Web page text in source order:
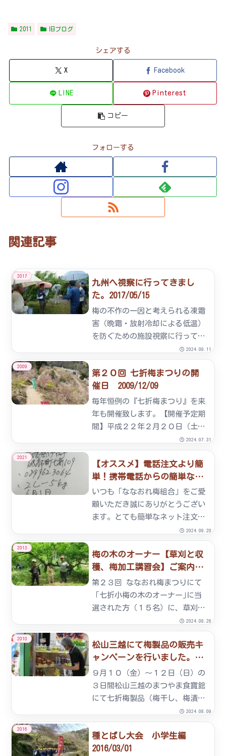
2011 旧ブログ
シェアする
X Facebook
LINE Pinterest
コピー
フォローする
関連記事
2017
九州へ視察に行ってきまし
た。2017/05/15
梅の不作の一因と考えられる凍霜
害（晩霜・放射冷却による低温）
を防ぐための施設視察に行ってき
ました。場所は大分県日立市。こ
の地も「七折小梅」が栽培され、
砥部町七折より2～3月の平均最低
気温が低く、以前より凍霜害に遭
っていました。本年より
「茶・...
2024.09.11
2009
第２０回 七折梅まつりの開
催日 2009/12/09
毎年恒例の『七折梅まつり』を来
年も開催致します。【開催予定期
間】平成２２年２月２０日（土）
～３月１０日（水）までおかげさ
まで、七折梅まつりも２０周年を
迎えることが出来ました。２０回
目の記念すべき梅まつりには、皆
様に喜んで頂けるような楽しい
イ...
2024.07.31
2021
【オススメ】電話注文より簡
単！携帯電話からの簡単な注
文 2021/04/29
いつも「ななおれ梅組合」をご愛
顧いただき誠にありがとうござい
ます。とても簡単なネット注文の
方法をお知らせします。電話注文
より簡単、携帯電話からの簡単な
注文のおすすめ１．「４月２８日
お知らせ」の中の「注文書」をダ
ウンロードをする２．注文書の
項...
2024.09.20
2013
梅の木のオーナー【草刈と収
穫、梅加工講習会】ご案内
2013/04/12
第２３回 ななおれ梅まつりにて
「七折小梅の木のオーナー｣に当
選された方（１５名）に、草刈体
験と七折小梅の収穫、梅加工（梅
干・梅シロップ）講習会のご案内
です。（１５名の方には封書でも
ご案内済み） 梅の木の割り当て
抽選会および草刈体験 ・開
催...
2024.08.26
2010
松山三越にて梅製品の販売キ
ャンペーンを行いました。
2010/09/16
９月１０（金）～１２日（日）の
３日間松山三越のまつやま食寶館
にて七折梅製品（梅干し、梅漬
け、梅肉、梅シロップなど）の販
売キャンペーンを行い、大変好評
でした。【七折梅製品販売のお知
らせ】松山市の銀天街にある『ぎ
2024.08.09
2016
種とばし大会 小学生編
2016/03/01